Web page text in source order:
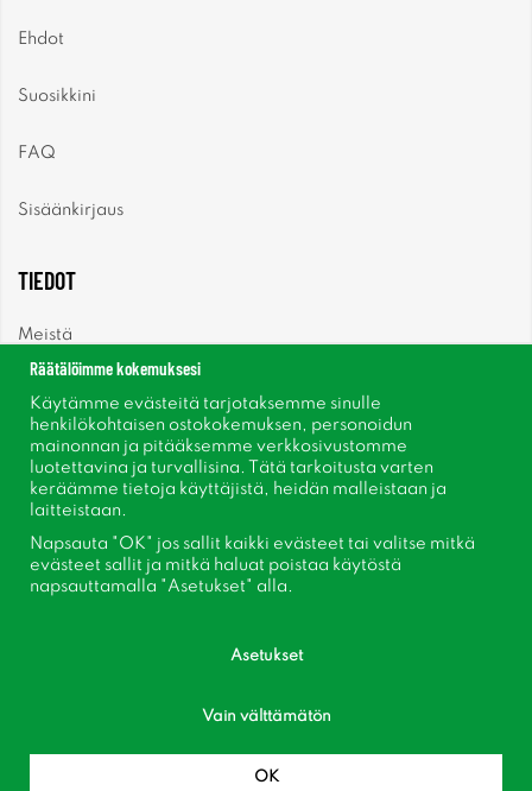
Ehdot
Suosikkini
FAQ
Sisäänkirjaus
TIEDOT
Meistä
Uutiset
Uutiskirje
Tietoja evästeistä
Inspiraatiota
Seuraa meitä Facebook
Liity asiakaskerhoomme!
Räätälöimme kokemuksesi
Käytämme evästeitä tarjotaksemme sinulle
henkilökohtaisen ostokokemuksen, personoidun
mainonnan ja pitääksemme verkkosivustomme
luotettavina ja turvallisina. Tätä tarkoitusta varten
keräämme tietoja käyttäjistä, heidän malleistaan ​​ja
laitteistaan.
Napsauta "OK" jos sallit kaikki evästeet tai valitse mitkä
evästeet sallit ja mitkä haluat poistaa käytöstä
napsauttamalla "Asetukset" alla.
Asetukset
Vain välttämätön
OK